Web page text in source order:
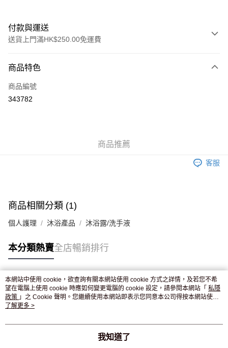
付款與運送
送貨上門滿HK$250.00免運費
信用卡
Apple Pay
付款後門市自取，訂單確認後2-4個工作天到店，7天內取。逾期後
商品特色
商品編號
343782
商品推薦
客服
商品相關分類 (1)
個人護理 沐浴產品 沐浴露/洗手液
本分類熱賣全店暢銷排行
熱門標籤
熱銷排行
本網站中使用 cookie，欲查詢有關本網站使用 cookie 方式之詳情，及若您不希
望在電腦上使用 cookie 時應如何變更電腦的 cookie 設定，請參閱本網站「 私隱
政策 」之 Cookie 聲明。您繼續使用本網站即表示您同意本公司得按本網站使用
條款之 Cookie 聲明使用 cookie。
了解更多 >
我知道了